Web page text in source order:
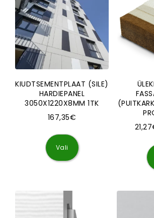
KIUDTSEMENTPLAAT (SILE)
HARDIEPANEL
3050X1220X8MM 1TK
167,35€
Vali
Sellel tootel on21,27